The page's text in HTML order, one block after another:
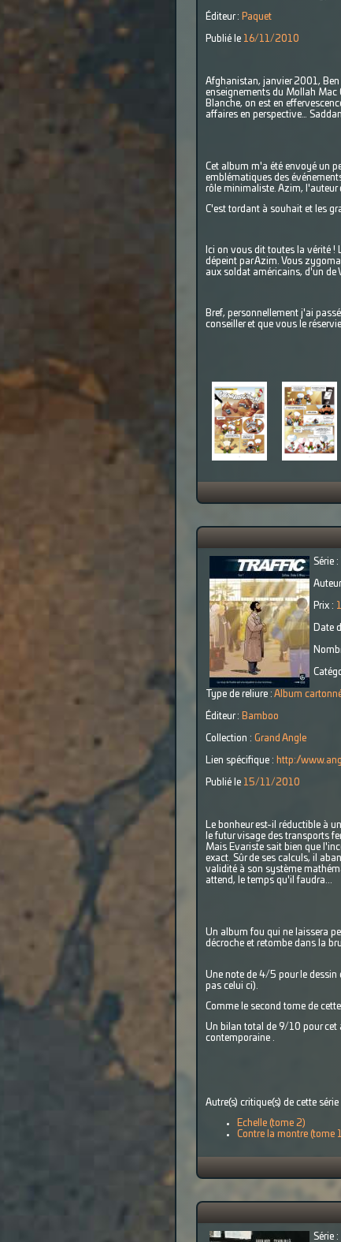
Éditeur : Paquet
Publié le 16/11/2010
Afghanistan, janvier 2001, Ben
enseignements du Mollah Mac
Blanche, on est en
affaires en perspective…
Cet album m'a été envoyé un
emblématiques des
rôle minimaliste. Azim, l'auteur
C'est tordant à souhait et les
Ici on vous dit toutes la vérité !
dépeint par Azim. Vous
aux soldat américains, d'un de
Bref, personnellement j'ai
conseiller et que vous le
Série :
Prix :
Date
Type de reliure : Album
Éditeur : Bamboo
Collection : Grand Angle
Lien spécifique : http://
Publié le 15/11/2010
Le bonheur est-il réductible à
le futur visage des transports
Mais Evariste sait bien que
exact. Sûr de ses calculs, il
validité à son système
attend, le temps qu'il faudra...
Un album fou qui ne laissera
décroche et retombe dans la
Une note de 4/5 pour le dessin
pas celui ci).
Comme le second tome de
Un bilan total de 9/10 pour cet
contemporaine .
Autre(s) critique(s) de cette série
Echelle (tome 2)
Contre la montre (tome
Série :